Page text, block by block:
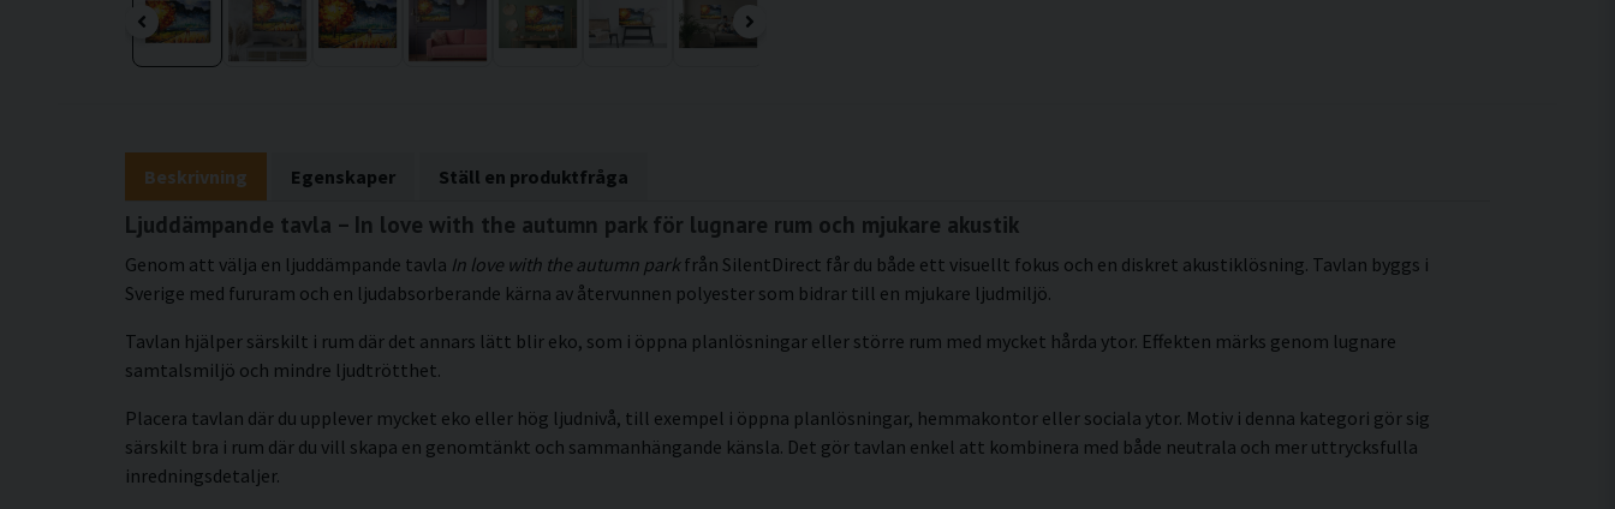
Beskrivning Egenskaper Ställ en produktfråga
Ljuddämpande tavla – In love with the autumn park för lugnare rum och mjukare akustik
Genom att välja en ljuddämpande tavla In love with the autumn parkfrån SilentDirect får du både ett visuellt fokus och en diskret akustiklösning. Tavlan byggs i
Sverige med fururam och en ljudabsorberande kärna av återvunnen polyester som bidrar till en mjukare ljudmiljö.
Tavlan hjälper särskilt i rum där det annars lätt blir eko, som i öppna planlösningar eller större rum med mycket hårda ytor. Effekten märks genom lugnare
samtalsmiljö och mindre ljudtrötthet.
Placera tavlan där du upplever mycket eko eller hög ljudnivå, till exempel i öppna planlösningar, hemmakontor eller sociala ytor. Motiv i denna kategori gör sig
särskilt bra i rum där du vill skapa en genomtänkt och sammanhängande känsla. Det gör tavlan enkel att kombinera med både neutrala och mer uttrycksfulla
inredningsdetaljer.